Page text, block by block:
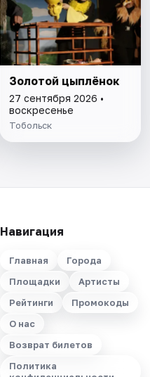
Золотой цыплёнок
27 сентября 2026 •
воскресенье
Тобольск
Навигация
Главная
Города
Площадки
Артисты
Рейтинги
Промокоды
О нас
Возврат билетов
Политика